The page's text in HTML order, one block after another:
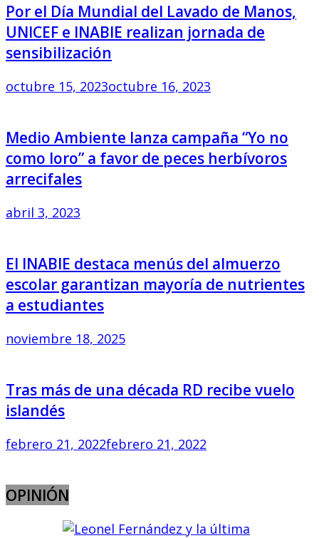
Por el Día Mundial del Lavado de Manos,
UNICEF e INABIE realizan jornada de
sensibilización
octubre 15, 2023octubre 16, 2023
Medio Ambiente lanza campaña “Yo no
como loro” a favor de peces herbívoros
arrecifales
abril 3, 2023
El INABIE destaca menús del almuerzo
escolar garantizan mayoría de nutrientes
a estudiantes
noviembre 18, 2025
Tras más de una década RD recibe vuelo
islandés
febrero 21, 2022febrero 21, 2022
OPINIÓN